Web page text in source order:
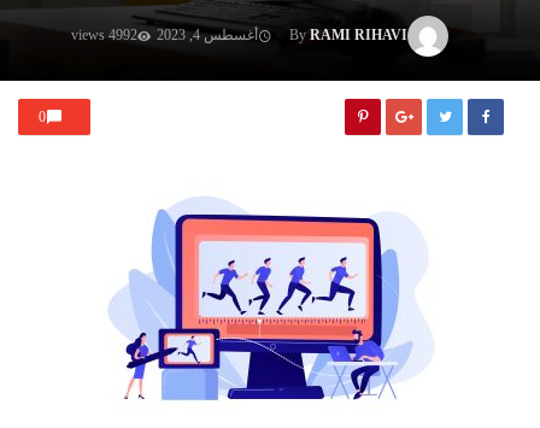
By RAMI RIHAVI أغسطس 4, 2023 4992 views
0